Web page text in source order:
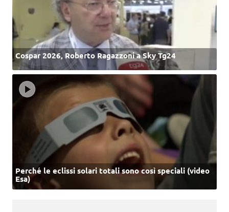
Cospar 2026, Roberto Ragazzoni a Sky Tg24
Perché le eclissi solari totali sono così speciali (video
Esa)